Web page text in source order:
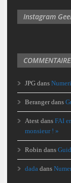
Instagram
JPG dans
Berangerdans
Atest dans FAI
monsieur ! »
Robin dans
dada dans